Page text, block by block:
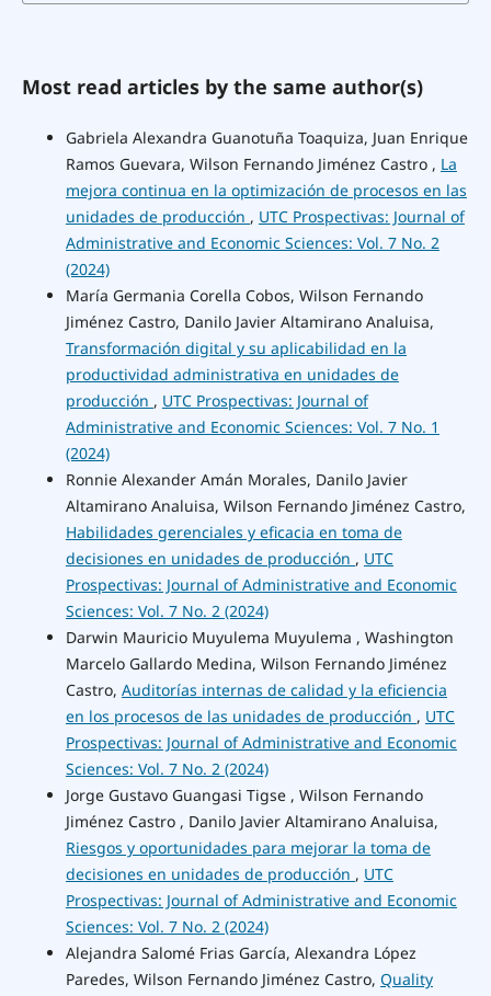
Most read articles by the same author(s)
Gabriela Alexandra Guanotuña Toaquiza, Juan Enrique
Ramos Guevara, Wilson Fernando Jiménez Castro , La
mejora continua en la optimización de procesos en las
unidades de producción , UTC Prospectivas: Journal of
Administrative and Economic Sciences: Vol. 7 No. 2
(2024)
María Germania Corella Cobos, Wilson Fernando
Jiménez Castro, Danilo Javier Altamirano Analuisa,
Transformación digital y su aplicabilidad en la
productividad administrativa en unidades de
producción , UTC Prospectivas: Journal of
Administrative and Economic Sciences: Vol. 7 No. 1
(2024)
Ronnie Alexander Amán Morales, Danilo Javier
Altamirano Analuisa, Wilson Fernando Jiménez Castro,
Habilidades gerenciales y eficacia en toma de
decisiones en unidades de producción , UTC
Prospectivas: Journal of Administrative and Economic
Sciences: Vol. 7 No. 2 (2024)
Darwin Mauricio Muyulema Muyulema , Washington
Marcelo Gallardo Medina, Wilson Fernando Jiménez
Castro, Auditorías internas de calidad y la eficiencia
en los procesos de las unidades de producción , UTC
Prospectivas: Journal of Administrative and Economic
Sciences: Vol. 7 No. 2 (2024)
Jorge Gustavo Guangasi Tigse , Wilson Fernando
Jiménez Castro , Danilo Javier Altamirano Analuisa,
Riesgos y oportunidades para mejorar la toma de
decisiones en unidades de producción , UTC
Prospectivas: Journal of Administrative and Economic
Sciences: Vol. 7 No. 2 (2024)
Alejandra Salomé Frias García, Alexandra López
Paredes, Wilson Fernando Jiménez Castro, Quality